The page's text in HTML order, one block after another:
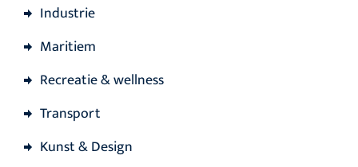
Industrie
Maritiem
Recreatie & wellness
Transport
Kunst & Design